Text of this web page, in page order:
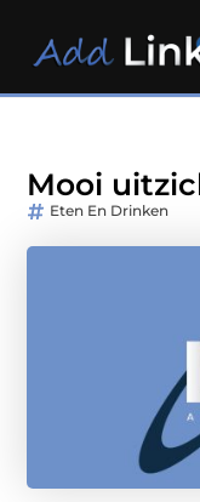
Mooi
Eten En Drinken